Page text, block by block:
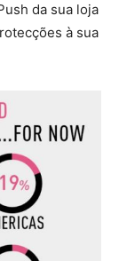
da sua loja
à sua